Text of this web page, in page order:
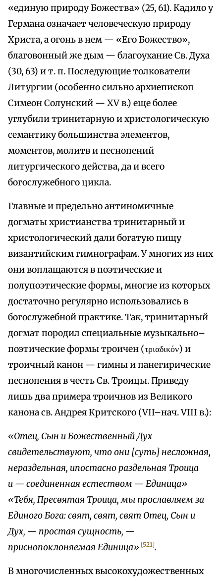
«единую природу Божества» (25, 61). Кадило у
Германа означает человеческую природу
Христа, а огонь в нем — «Его Божество»,
благовонный же дым — благоухание Св. Духа
(30, 63) и т. п. Последующие толкователи
Литургии (особенно сильно архиепископ
Симеон Солунский — XV в.) еще более
углубили тринитарную и христологическую
семантику большинства элементов,
моментов, молитв и песнопений
литургического действа, да и всего
богослужебного цикла.
Главные и предельно антиномичные
догматы христианства тринитарный и
христологический дали богатую пищу
византийским гимнографам. У многих из них
они воплащаются в поэтические и
полупоэтические формы, многие из которых
достаточно регулярно использовались в
богослужебной практике. Так, тринитарный
догмат породил специальные музыкально–
поэтические формы троичен (τριαδικόν) и
троичный канон — гимны и панегирические
песнопения в честь Св. Троицы. Приведу
лишь два примера троичнов из Великого
канона св. Андрея Критского (VII–нач. VIII в.):
«Отец, Сын и Божественный Дух
свидетельствуют, что они [суть] несложная,
нераздельная, ипостасно раздельная Троица
и — соединенная естеством — Единица»
«Тебя, Пресвятая Троица, мы прославляем за
Единого Бога: свят, свят, свят Отец, Сын и
Дух, — простая сущность, —
приснопоклоняемая Единица» [521].
В многочисленных высокохудожественных